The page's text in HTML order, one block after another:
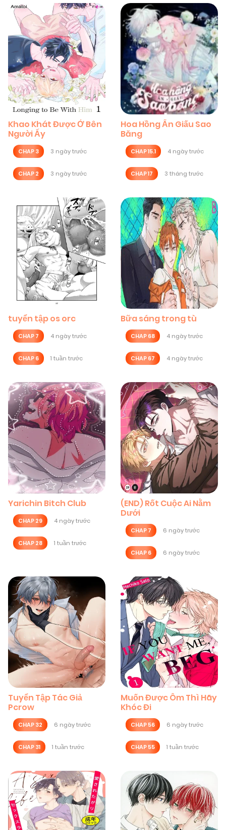
Khao Khát Được Ở Bên
Người Ấy
CHAP 3 3 ngày trước
CHAP 2 3 ngày trước
Hoa Hồng Ẩn Giấu Sao
Băng
CHAP 15.1 4 ngày trước
CHAP 17 3 tháng trước
tuyển tập os orc
CHAP 7 4 ngày trước
CHAP 6 1 tuần trước
Bữa sáng trong tù
CHAP 68 4 ngày trước
CHAP 67 4 ngày trước
Yarichin Bitch Club
CHAP 29 4 ngày trước
CHAP 28 1 tuần trước
(END) Rốt Cuộc Ai Nằm
Dưới
CHAP 7 6 ngày trước
CHAP 6 6 ngày trước
Tuyển Tập Tác Giả
Pcrow
CHAP 32 6 ngày trước
CHAP 31 1 tuần trước
Muốn Được Ôm Thì Hãy
Khóc Đi
CHAP 56 6 ngày trước
CHAP 55 1 tuần trước